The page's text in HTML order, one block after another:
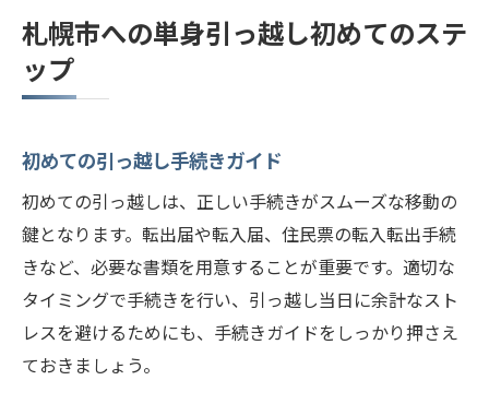
引っ越し日程の決め方
引っ越し準備を効率的に進めるための秘訣
効率的な荷物の運び出し方
引っ越しスケジュールの作成方法
引っ越しチェックリストを活用しよう
引っ越し前の掃除と片付け方法
札幌市内の引っ越しをスムーズにするチェック
リスト
引っ越し前に確認すべきこと
札幌市への単身引っ越し初めてのステ
ップ
初めての引っ越し手続きガイド
初めての引っ越しは、正しい手続きがスムーズな移動の
鍵となります。転出届や転入届、住民票の転入転出手続
きなど、必要な書類を用意することが重要です。適切な
タイミングで手続きを行い、引っ越し当日に余計なスト
レスを避けるためにも、手続きガイドをしっかり押さえ
ておきましょう。